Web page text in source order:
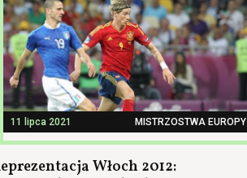
11 lipca 2021 MISTRZOSTWA EUROPY
Włoch 2012: